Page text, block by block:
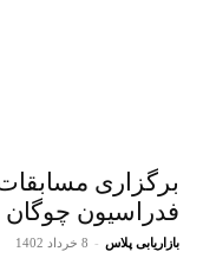
برگزاری
فدراسیون چوگان
بازاریابی پلاس - 8 خرداد 1402